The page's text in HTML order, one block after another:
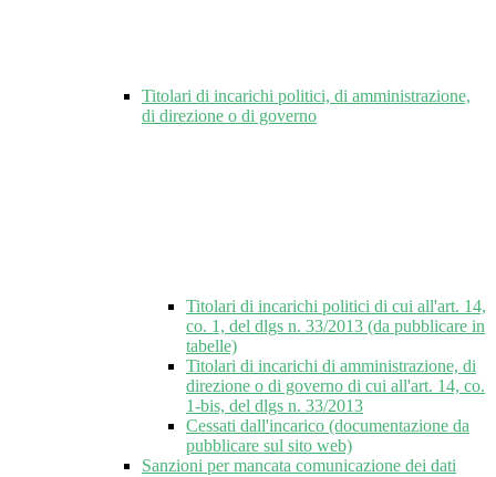
Titolari di incarichi politici, di amministrazione,
di direzione o di governo
Titolari di incarichi politici di cui all'art. 14,
co. 1, del dlgs n. 33/2013 (da pubblicare in
tabelle)
Titolari di incarichi di amministrazione, di
direzione o di governo di cui all'art. 14, co.
1-bis, del dlgs n. 33/2013
Cessati dall'incarico (documentazione da
pubblicare sul sito web)
Sanzioni per mancata comunicazione dei dati